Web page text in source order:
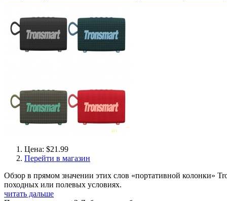
Цена: $21.99
Перейти в магазин
Обзор в прямом значении этих слов «портативной колонки»
походных или полевых условиях.
читать дальше